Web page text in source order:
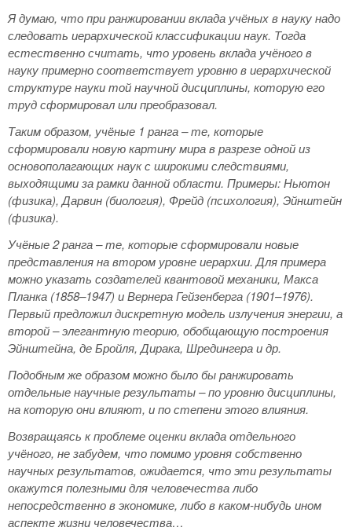
Я думаю, что при ранжировании вклада учёных в науку надо
следовать иерархической классификации наук. Тогда
естественно считать, что уровень вклада учёного в
науку примерно соответствует уровню в иерархической
структуре науки той научной дисциплины, которую его
труд сформировал или преобразовал.
Таким образом, учёные 1 ранга – те, которые
сформировали новую картину мира в разрезе одной из
основополагающих наук с широкими следствиями,
выходящими за рамки данной области. Примеры: Ньютон
(физика), Дарвин (биология), Фрейд (психология), Эйнштейн
(физика).
Учёные 2 ранга – те, которые сформировали новые
представления на втором уровне иерархии. Для примера
можно указать создателей квантовой механики, Макса
Планка (1858–1947) и Вернера Гейзенберга (1901–1976).
Первый предложил дискретную модель излучения энергии, а
второй – элегантную теорию, обобщающую построения
Эйнштейна, де Бройля, Дирака, Шредингера и др.
Подобным же образом можно было бы ранжировать
отдельные научные результаты – по уровню дисциплины,
на которую они влияют, и по степени этого влияния.
Возвращаясь к проблеме оценки вклада отдельного
учёного, не забудем, что помимо уровня собственно
научных результатов, ожидается, что эти результаты
окажутся полезными для человечества либо
непосредственно в экономике, либо в каком-нибудь ином
аспекте жизни человечества…